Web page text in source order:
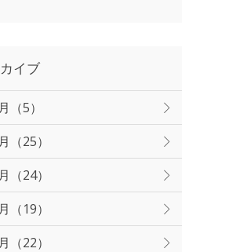
イブ
（5）
（25）
（24）
（19）
（22）